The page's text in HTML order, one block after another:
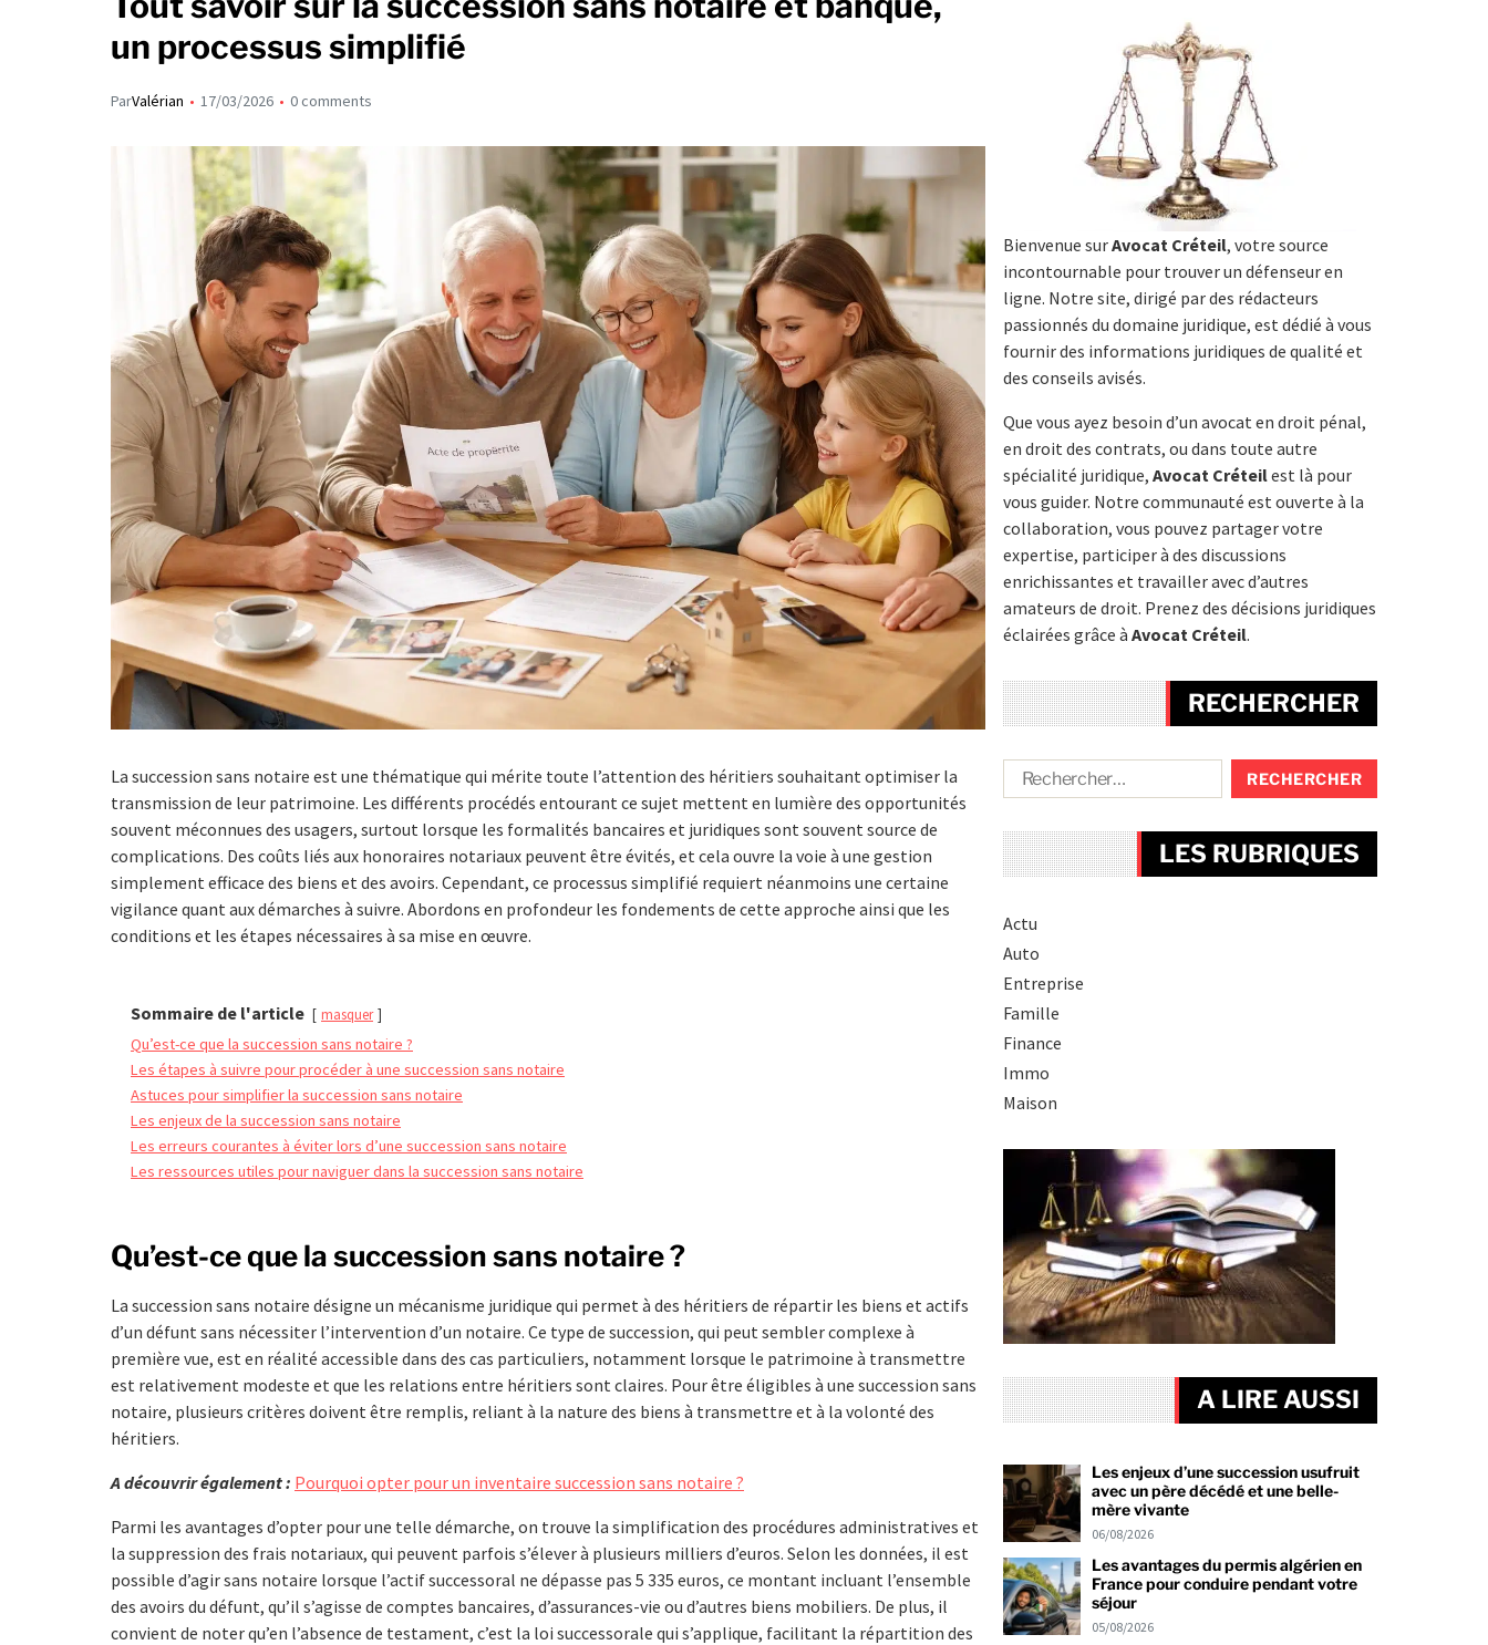
un processus simplifié
ParValérian 17/03/2026 0 comments
La succession sans notaire est une thématique qui mérite toute l’attention des héritiers souhaitant optimiser la
transmission de leur patrimoine. Les différents procédés entourant ce sujet mettent en lumière des opportunités
souvent méconnues des usagers, surtout lorsque les formalités bancaires et juridiques sont souvent source de
complications. Des coûts liés aux honoraires notariaux peuvent être évités, et cela ouvre la voie à une gestion
simplement efficace des biens et des avoirs. Cependant, ce processus simplifié requiert néanmoins une certaine
vigilance quant aux démarches à suivre. Abordons en profondeur les fondements de cette approche ainsi que les
conditions et les étapes nécessaires à sa mise en œuvre.
Sommaire de l'article masquer
Qu’est-ce que la succession sans notaire ?
Les étapes à suivre pour procéder à une succession sans notaire
Astuces pour simplifier la succession sans notaire
Les enjeux de la succession sans notaire
Les erreurs courantes à éviter lors d’une succession sans notaire
Les ressources utiles pour naviguer dans la succession sans notaire
Qu’est-ce que la succession sans notaire ?
La succession sans notaire désigne un mécanisme juridique qui permet à des héritiers de répartir les biens et actifs
d’un défunt sans nécessiter l’intervention d’un notaire. Ce type de succession, qui peut sembler complexe à
première vue, est en réalité accessible dans des cas particuliers, notamment lorsque le patrimoine à transmettre
est relativement modeste et que les relations entre héritiers sont claires. Pour être éligibles à une succession sans
notaire, plusieurs critères doivent être remplis, reliant à la nature des biens à transmettre et à la volonté des
héritiers.
A découvrir également : Pourquoi opter pour un inventaire succession sans notaire ?
Parmi les avantages d’opter pour une telle démarche, on trouve la simplification des procédures administratives et
la suppression des frais notariaux, qui peuvent parfois s’élever à plusieurs milliers d’euros. Selon les données, il est
possible d’agir sans notaire lorsque l’actif successoral ne dépasse pas 5 335 euros, ce montant incluant l’ensemble
des avoirs du défunt, qu’il s’agisse de comptes bancaires, d’assurances-vie ou d’autres biens mobiliers. De plus, il
convient de noter qu’en l’absence de testament, c’est la loi successorale qui s’applique, facilitant la répartition des
Bienvenue surAvocat Créteil, votre source
incontournable pour trouver un défenseur en
ligne. Notre site, dirigé par des rédacteurs
passionnés du domaine juridique, est dédié à vous
fournir des informations juridiques de qualité et
des conseils avisés.
Que vous ayez besoin d’un avocat en droit pénal,
en droit des contrats, ou dans toute autre
spécialité juridique, Avocat Créteilest là pour
vous guider. Notre communauté est ouverte à la
collaboration, vous pouvez partager votre
expertise, participer à des discussions
enrichissantes et travailler avec d’autres
amateurs de droit. Prenez des décisions juridiques
éclairées grâce à Avocat Créteil.
RECHERCHER
LES RUBRIQUES
Actu
Auto
Entreprise
Famille
Finance
Immo
Maison
A LIRE AUSSI
Les enjeux d’une succession usufruit
avec un père décédé et une belle-
mère vivante
06/08/2026
Les avantages du permis algérien en
France pour conduire pendant votre
séjour
05/08/2026